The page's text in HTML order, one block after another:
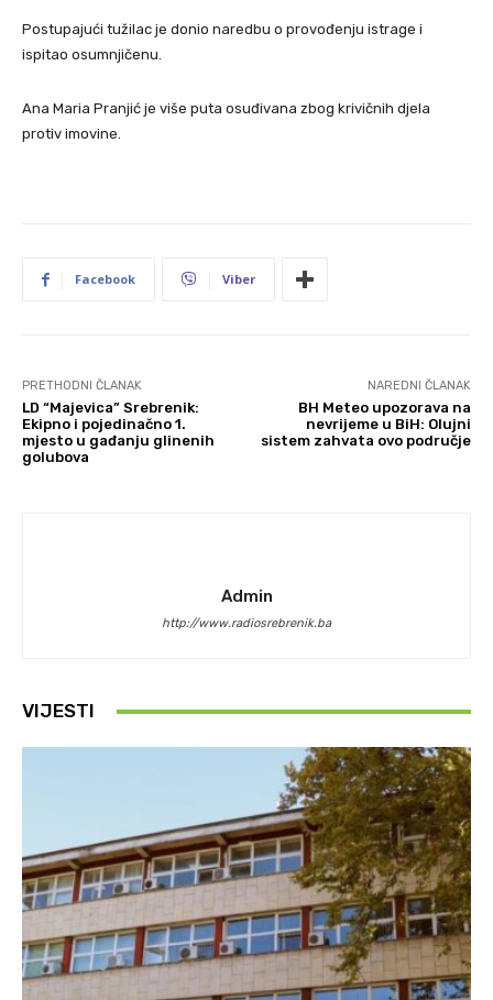
Postupajući tužilac je donio naredbu o provođenju istrage i
ispitao osumnjičenu.
Ana Maria Pranjić je više puta osuđivana zbog krivičnih djela
protiv imovine.
Facebook Viber
PRETHODNI ČLANAK
LD “Majevica” Srebrenik:
Ekipno i pojedinačno 1.
mjesto u gađanju glinenih
golubova
NAREDNI ČLANAK
BH Meteo upozorava na
nevrijeme u BiH: Olujni
sistem zahvata ovo područje
Admin
http://www.radiosrebrenik.ba
VIJESTI